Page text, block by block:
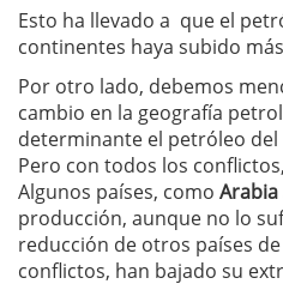
Esto ha llevado a que el
continentes haya subido
Por otro lado, debemos
cambio en la geografía
determinante el petróleo del
Pero con todos los
Algunos países, como
producción, aunque no lo
reducción de otros países
conflictos, han bajado su